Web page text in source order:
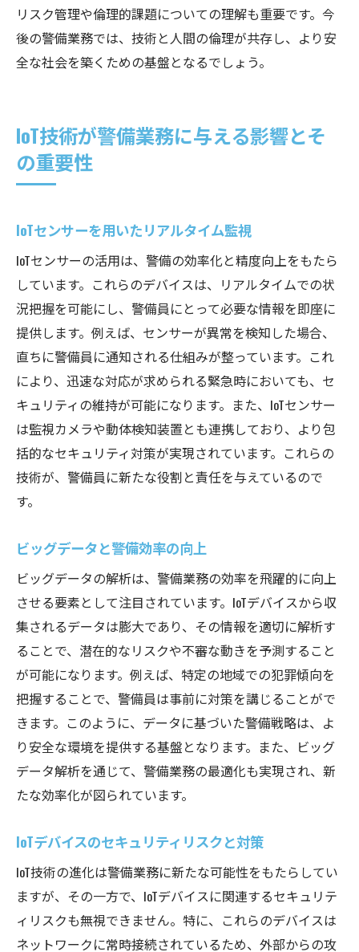
リスク管理や倫理的課題についての理解も重要です。今
後の警備業務では、技術と人間の倫理が共存し、より安
全な社会を築くための基盤となるでしょう。
IoT技術が警備業務に与える影響とそ
の重要性
IoTセンサーを用いたリアルタイム監視
IoTセンサーの活用は、警備の効率化と精度向上をもたら
しています。これらのデバイスは、リアルタイムでの状
況把握を可能にし、警備員にとって必要な情報を即座に
提供します。例えば、センサーが異常を検知した場合、
直ちに警備員に通知される仕組みが整っています。これ
により、迅速な対応が求められる緊急時においても、セ
キュリティの維持が可能になります。また、IoTセンサー
は監視カメラや動体検知装置とも連携しており、より包
括的なセキュリティ対策が実現されています。これらの
技術が、警備員に新たな役割と責任を与えているので
す。
ビッグデータと警備効率の向上
ビッグデータの解析は、警備業務の効率を飛躍的に向上
させる要素として注目されています。IoTデバイスから収
集されるデータは膨大であり、その情報を適切に解析す
ることで、潜在的なリスクや不審な動きを予測すること
が可能になります。例えば、特定の地域での犯罪傾向を
把握することで、警備員は事前に対策を講じることがで
きます。このように、データに基づいた警備戦略は、よ
り安全な環境を提供する基盤となります。また、ビッグ
データ解析を通じて、警備業務の最適化も実現され、新
たな効率化が図られています。
IoTデバイスのセキュリティリスクと対策
IoT技術の進化は警備業務に新たな可能性をもたらしてい
ますが、その一方で、IoTデバイスに関連するセキュリテ
ィリスクも無視できません。特に、これらのデバイスは
ネットワークに常時接続されているため、外部からの攻